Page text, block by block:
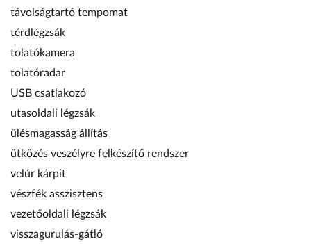
távolságtartó tempomat
térdlégzsák
tolatókamera
tolatóradar
USB csatlakozó
utasoldali légzsák
ülésmagasság állítás
ütközés veszélyre felkészítő rendszer
velúr kárpit
vészfék asszisztens
vezetőoldali légzsák
visszagurulás-gátló